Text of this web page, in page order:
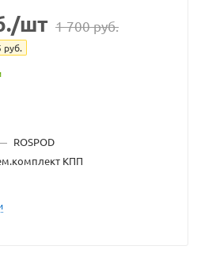
/шт 1 700руб.
руб.
ROSPOD
КПП